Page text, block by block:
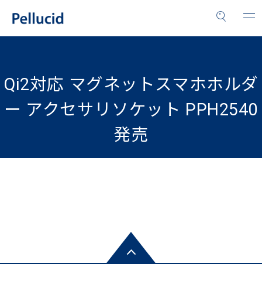
Qi2対応 マグネットスマホホルダ
ー アクセサリソケット PPH2540
発売